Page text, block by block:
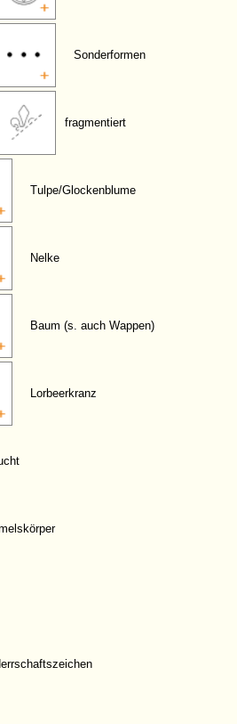
Sonderformen
fragmentiert
Tulpe/Glockenblume
Nelke
Baum (s. auch Wappen)
Lorbeerkranz